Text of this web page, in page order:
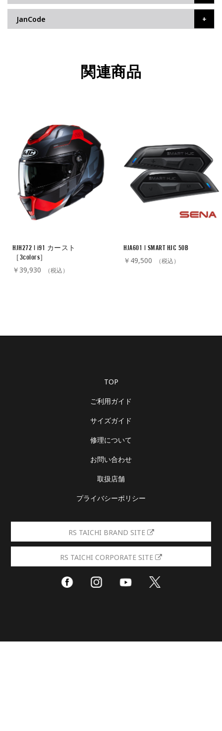
JanCode
関連商品
HJH272 | i91 カースト
［3colors］
￥39,930 （税込）
HJA601 | SMART HJC 50B
￥49,500 （税込）
TOP
ご利用ガイド
サイズガイド
修理について
お問い合わせ
取扱店舗
プライバシーポリシー
RS TAICHI BRAND SITE
RS TAICHI CORPORATE SITE